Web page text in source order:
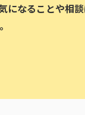
になることや相